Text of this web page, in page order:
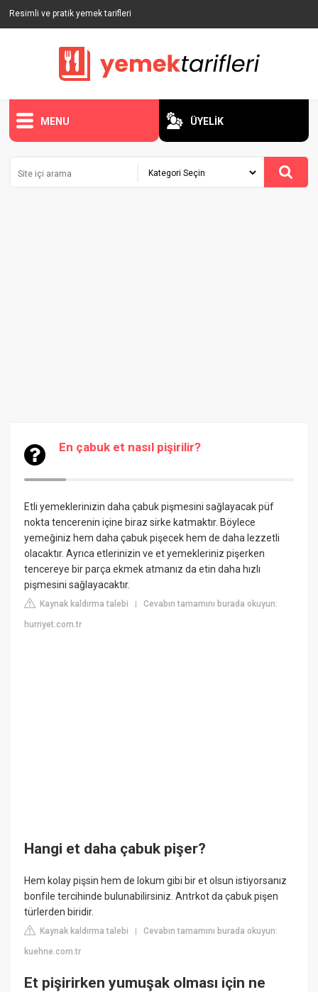
Resimli ve pratik yemek tarifleri
MENU ÜYELİK
En çabuk et nasıl pişirilir?
Etli yemeklerinizin daha çabuk pişmesini sağlayacak püf
nokta tencerenin içine biraz sirke katmaktır. Böylece
yemeğiniz hem daha çabuk pişecek hem de daha lezzetli
olacaktır. Ayrıca etlerinizin ve et yemekleriniz pişerken
tencereye bir parça ekmek atmanız da etin daha hızlı
pişmesini sağlayacaktır.
Kaynak kaldırma talebi |Cevabın tamamını burada okuyun:
hurriyet.com.tr
Hangi et daha çabuk pişer?
Hem kolay pişsin hem de lokum gibi bir et olsun istiyorsanız
bonfile tercihinde bulunabilirsiniz. Antrkot da çabuk pişen
türlerden biridir.
Kaynak kaldırma talebi |Cevabın tamamını burada okuyun:
kuehne.com.tr
Et pişirirken yumuşak olması için ne